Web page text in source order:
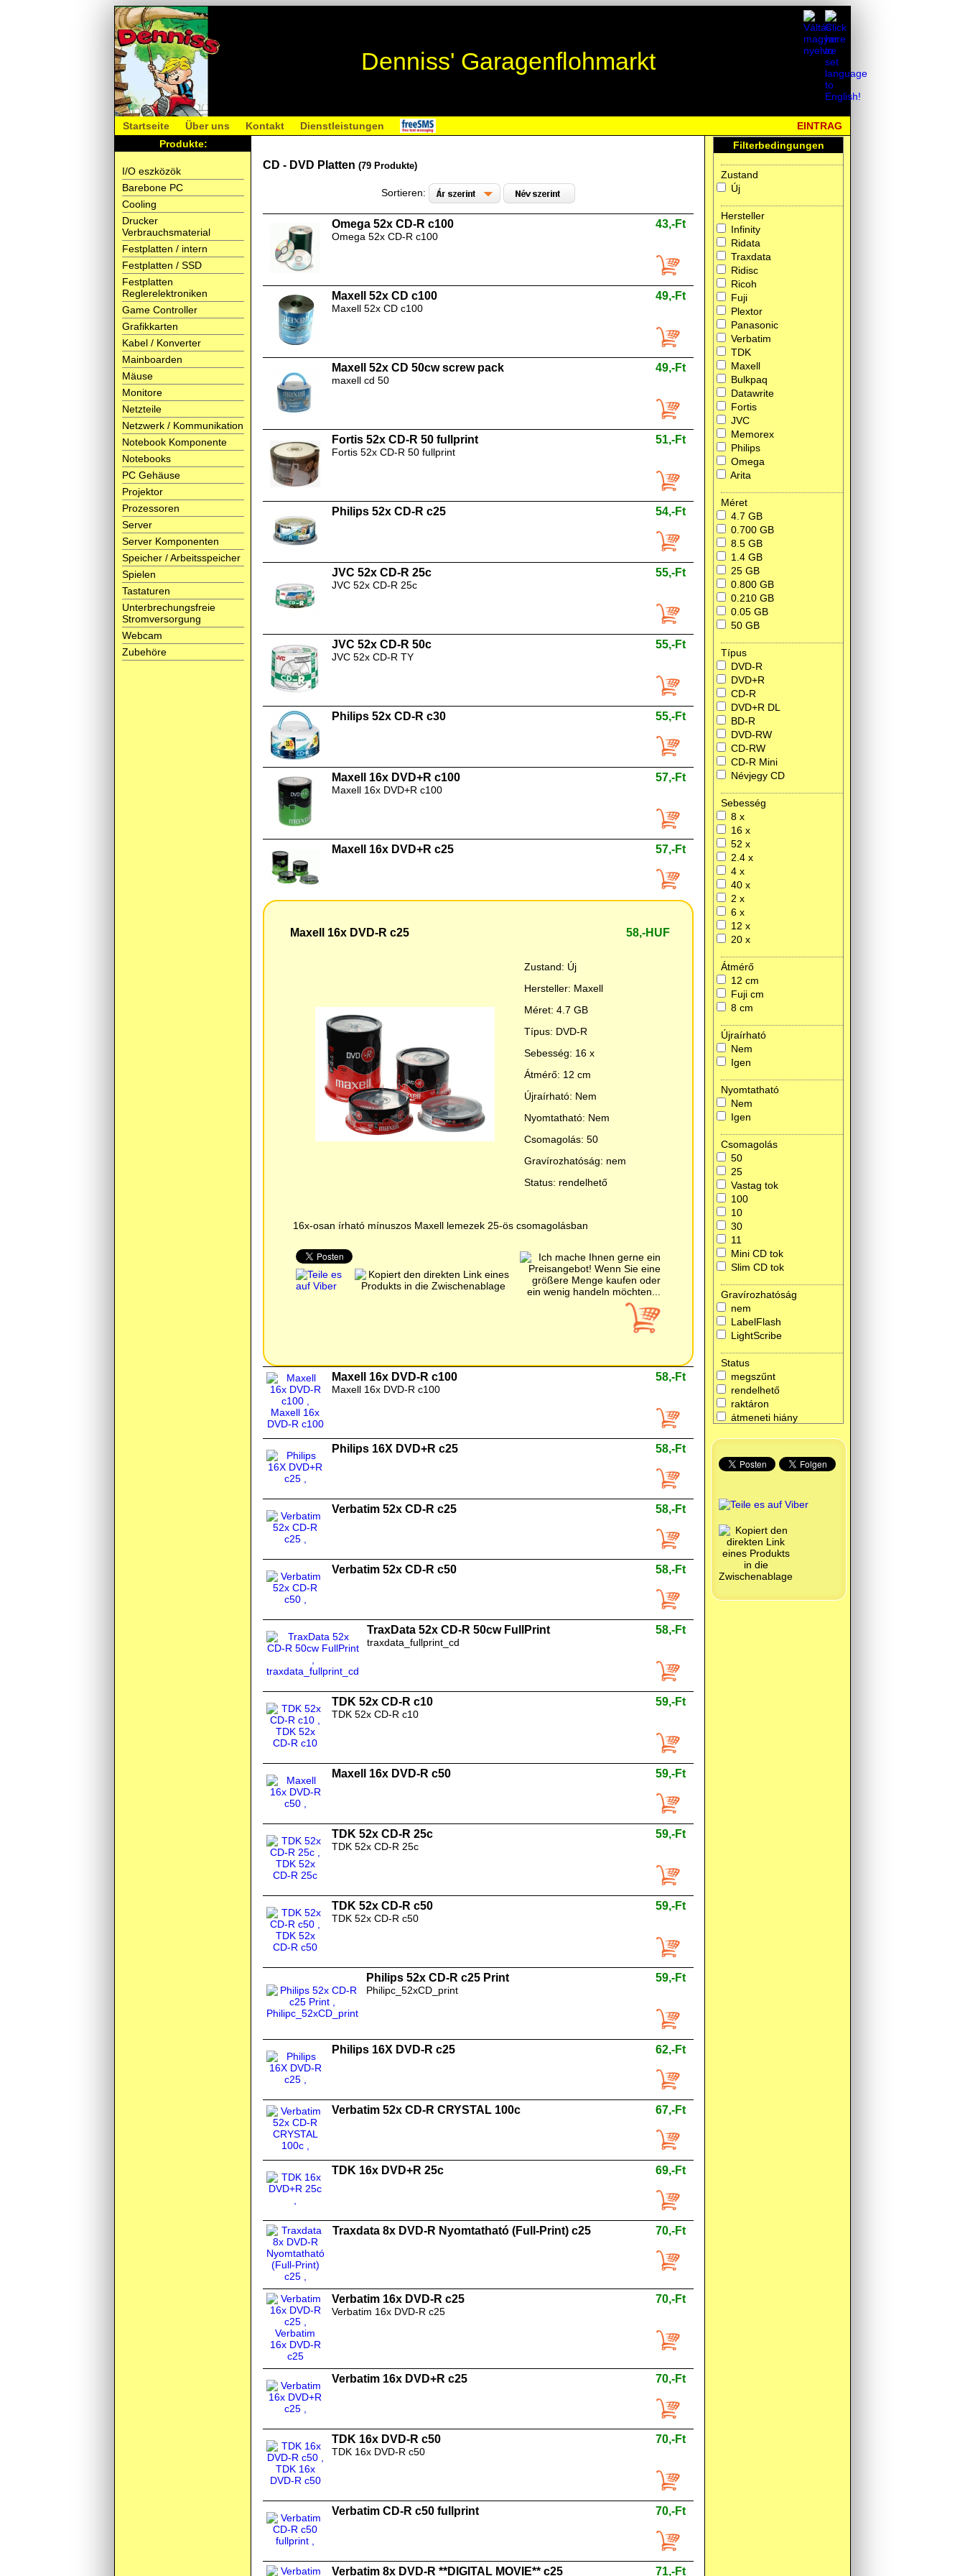
Denniss' Garagenflohmarkt
Startseite Über uns Kontakt Dienstleistungen
EINTRAG
Produkte:
I/O eszközök
Barebone PC
Cooling
Drucker
Verbrauchsmaterial
Festplatten / intern
Festplatten / SSD
Festplatten
Reglerelektroniken
Game Controller
Grafikkarten
Kabel / Konverter
Mainboarden
Mäuse
Monitore
Netzteile
Netzwerk / Kommunikation
Notebook Komponente
Notebooks
PC Gehäuse
Projektor
Prozessoren
Server
Server Komponenten
Speicher / Arbeitsspeicher
Spielen
Tastaturen
Unterbrechungsfreie
Stromversorgung
Webcam
Zubehöre
CD - DVD Platten (79 Produkte)
Sortieren:
Omega 52x CD-R c100
Omega 52x CD-R c100
43,-Ft
Maxell 52x CD c100
Maxell 52x CD c100
49,-Ft
Maxell 52x CD 50cw screw pack
maxell cd 50
49,-Ft
Fortis 52x CD-R 50 fullprint
Fortis 52x CD-R 50 fullprint
51,-Ft
Philips 52x CD-R c25 54,-Ft
JVC 52x CD-R 25c
JVC 52x CD-R 25c
55,-Ft
JVC 52x CD-R 50c
JVC 52x CD-R TY
55,-Ft
Philips 52x CD-R c30 55,-Ft
Maxell 16x DVD+R c100
Maxell 16x DVD+R c100
57,-Ft
Maxell 16x DVD+R c25 57,-Ft
Maxell 16x DVD-R c25 58,-HUF
Zustand: Új
Hersteller: Maxell
Méret: 4.7 GB
Típus: DVD-R
Sebesség: 16 x
Átmérő: 12 cm
Újraírható: Nem
Nyomtatható: Nem
Csomagolás: 50
Gravírozhatóság: nem
Status: rendelhető
16x-osan írható mínuszos Maxell lemezek 25-ös csomagolásban
Maxell 16x DVD-R c100
Maxell 16x DVD-R c100
58,-Ft
Philips 16X DVD+R c25 58,-Ft
Verbatim 52x CD-R c25 58,-Ft
Verbatim 52x CD-R c50 58,-Ft
TraxData 52x CD-R 50cw FullPrint
traxdata_fullprint_cd
58,-Ft
TDK 52x CD-R c10
TDK 52x CD-R c10
59,-Ft
Maxell 16x DVD-R c50 59,-Ft
TDK 52x CD-R 25c
TDK 52x CD-R 25c
59,-Ft
TDK 52x CD-R c50
TDK 52x CD-R c50
59,-Ft
Philips 52x CD-R c25 Print
Philipc_52xCD_print
59,-Ft
Philips 16X DVD-R c25 62,-Ft
Verbatim 52x CD-R CRYSTAL 100c 67,-Ft
TDK 16x DVD+R 25c 69,-Ft
Traxdata 8x DVD-R Nyomtatható (Full-Print) c25 70,-Ft
Verbatim 16x DVD-R c25
Verbatim 16x DVD-R c25
70,-Ft
Verbatim 16x DVD+R c25 70,-Ft
TDK 16x DVD-R c50
TDK 16x DVD-R c50
70,-Ft
Verbatim CD-R c50 fullprint 70,-Ft
Verbatim 8x DVD-R **DIGITAL MOVIE** c25 71,-Ft
Filterbedingungen
Zustand
Új
Hersteller
Infinity
Ridata
Traxdata
Ridisc
Ricoh
Fuji
Plextor
Panasonic
Verbatim
TDK
Maxell
Bulkpaq
Datawrite
Fortis
JVC
Memorex
Philips
Omega
Arita
Méret
4.7 GB
0.700 GB
8.5 GB
1.4 GB
25 GB
0.800 GB
0.210 GB
0.05 GB
50 GB
Típus
DVD-R
DVD+R
CD-R
DVD+R DL
BD-R
DVD-RW
CD-RW
CD-R Mini
Névjegy CD
Sebesség
8 x
16 x
52 x
2.4 x
4 x
40 x
2 x
6 x
12 x
20 x
Átmérő
12 cm
Fuji cm
8 cm
Újraírható
Nem
Igen
Nyomtatható
Nem
Igen
Csomagolás
50
25
Vastag tok
100
10
30
11
Mini CD tok
Slim CD tok
Gravírozhatóság
nem
LabelFlash
LightScribe
Status
megszűnt
rendelhető
raktáron
átmeneti hiány